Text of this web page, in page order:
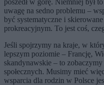
uwagę na sedno problemu –
być systematyczne i
prokreacyjnym. To jest coś,
Jeśli spojrzymy na kraje, w
lepszym poziomie – Francję,
skandynawskie – to
społecznych. Musimy mieć
wsparcia dla rodzin w Polsce